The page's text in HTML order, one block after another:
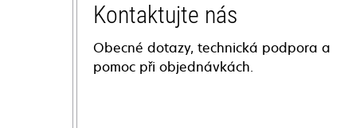
Kontaktujte nás
Obecné dotazy, technická podpora a
pomoc při objednávkách.